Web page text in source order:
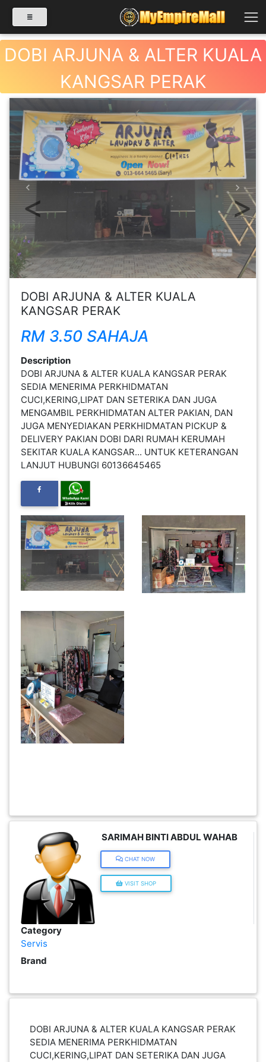
DOBI ARJUNA & ALTER KUALA
KANGSAR PERAK
Previous Next
DOBI ARJUNA & ALTER KUALA
KANGSAR PERAK
RM 3.50 SAHAJA
Description
DOBI ARJUNA & ALTER KUALA KANGSAR PERAK
SEDIA MENERIMA PERKHIDMATAN
CUCI,KERING,LIPAT DAN SETERIKA DAN JUGA
MENGAMBIL PERKHIDMATAN ALTER PAKIAN, DAN
JUGA MENYEDIAKAN PERKHIDMATAN PICKUP &
DELIVERY PAKIAN DOBI DARI RUMAH KERUMAH
SEKITAR KUALA KANGSAR... UNTUK KETERANGAN
LANJUT HUBUNGI 60136645465
SARIMAH BINTI ABDUL WAHAB
CHAT NOW
VISIT SHOP
Category
Servis
Brand
DOBI ARJUNA & ALTER KUALA KANGSAR PERAK
SEDIA MENERIMA PERKHIDMATAN
CUCI,KERING,LIPAT DAN SETERIKA DAN JUGA
SELECT CATEGORY
PRODUK(0)
BABIES(0)
KESIHATAN(80)
PERNIAGAAN
RUNCIT(1)
WANITA(0)
KECANTIKAN(7)
FESYEN
LELAKI(0)
MINYAK
WANGI(8)
PENDIDIKAN(19)
DERMA
DAN
INFAK(0)
TUDUNG(0)
ARTIKEL(14)
PEMBORONG(2)
PRODUK
DIGITAL(29)
KENDERAAN(6)
ELEKTRONIK(5)
SUKAN/HOBI(2)
PERCUTIAN
PELANCONGAN(1)
RUMAH
BARANG
PERIBADI(4)